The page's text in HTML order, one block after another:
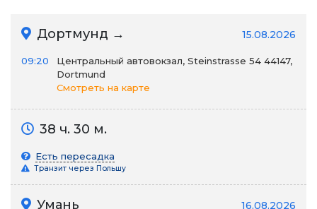
Дортмунд → 15.08.2026
09:20
Центральный автовокзал, Steinstrasse 54 44147,
Dortmund
Смотреть на карте
38 ч. 30 м.
Есть пересадка
Транзит через Польшу
Умань 16.08.2026